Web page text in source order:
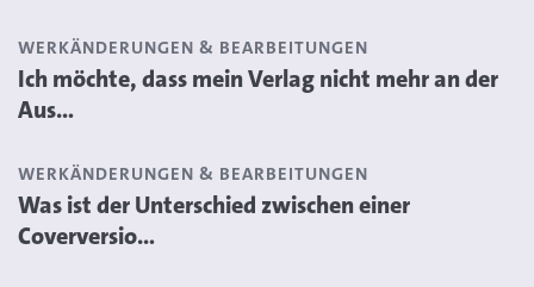
WERKÄNDERUNGEN & BEARBEITUNGEN
Ich möchte, dass mein Verlag nicht mehr an der
Aus...
WERKÄNDERUNGEN & BEARBEITUNGEN
Was ist der Unterschied zwischen einer
Coverversio...